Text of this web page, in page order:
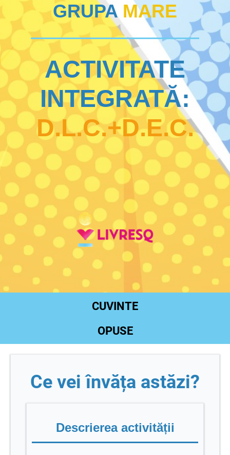
GRUPA MARE
ACTIVITATE
INTEGRATĂ:
D.L.C.+D.E.C.
CUVINTE
OPUSE
Ce vei învăța astăzi?
Descrierea activității